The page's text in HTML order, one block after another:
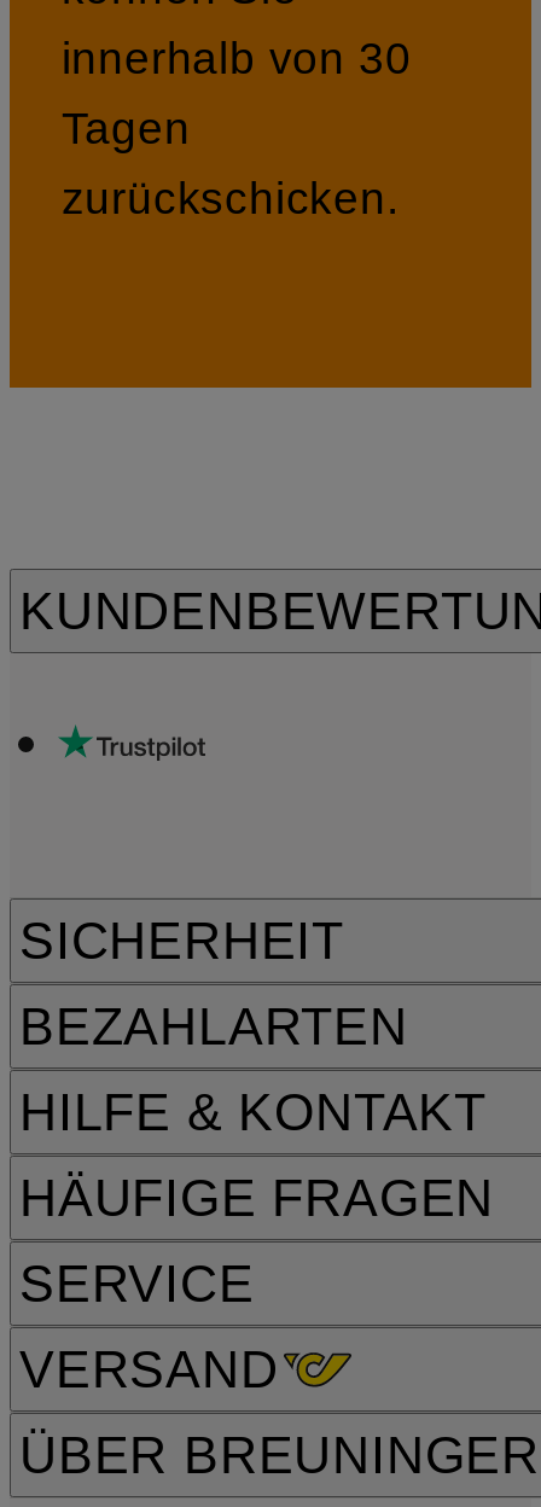
innerhalb von 30
Tagen
zurückschicken.
HILFE & KONTAKT
HÄUFIGE FRAGEN
SERVICE
VERSAND
SICHERHEIT
BEZAHLARTEN
ÜBER BREUNINGER